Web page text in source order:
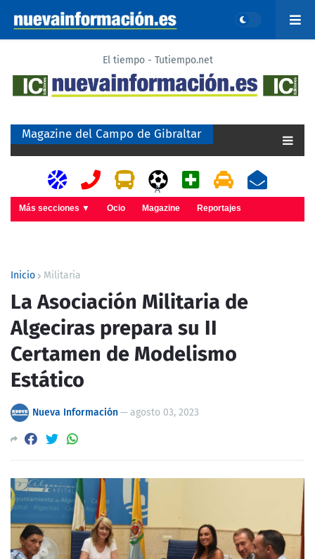
El tiempo - Tutiempo.net
Magazine del Campo de Gibraltar
A
Más secciones ▼ Ocio Magazine Reportajes
Inicio Militaria
La Asociación Militaria de
Algeciras prepara su II
Certamen de Modelismo
Estático
Nueva Información—agosto 03, 2023